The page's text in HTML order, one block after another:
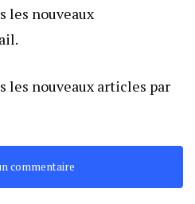
les nouveaux
les nouveaux articles par